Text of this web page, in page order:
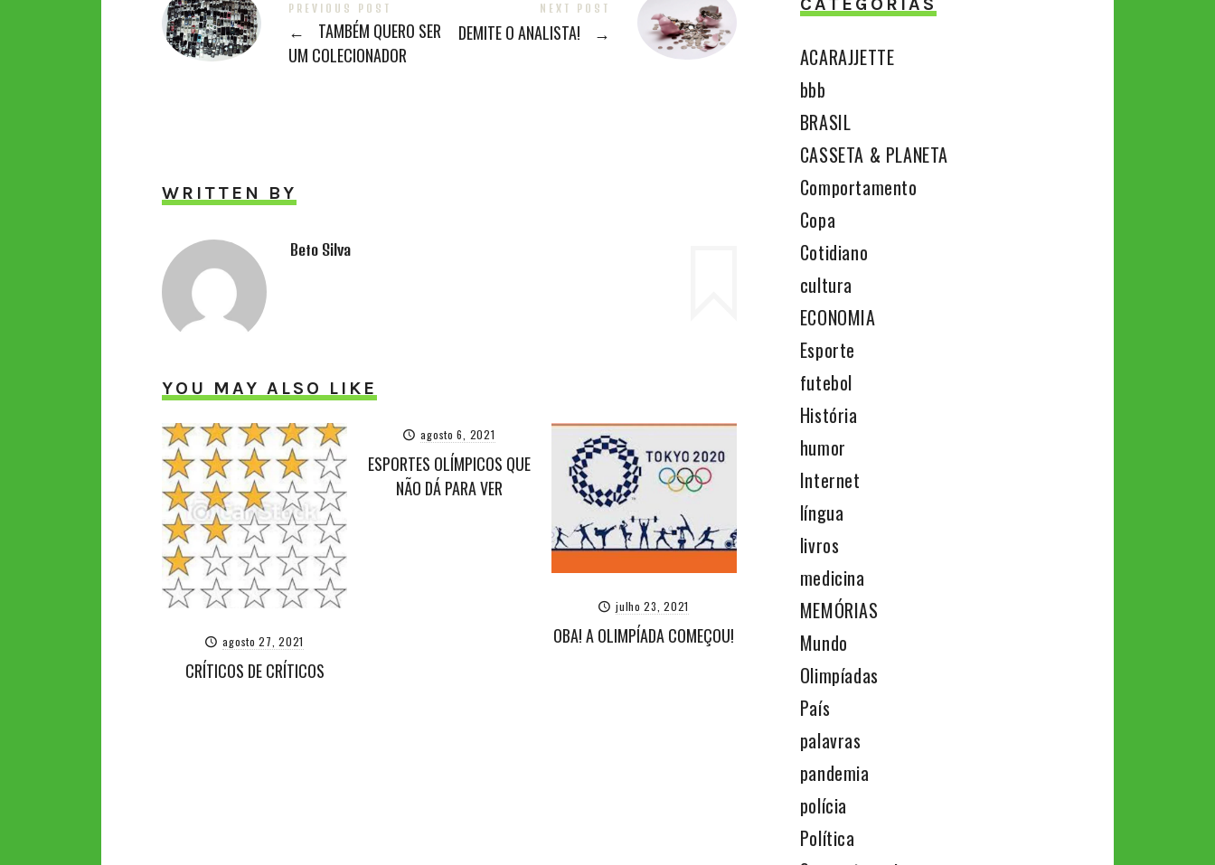
PREVIOUS POST
←
TAMBÉM QUERO SER
UM COLECIONADOR
NEXT POST
DEMITE O ANALISTA! →
WRITTEN BY
Beto Silva
YOU MAY ALSO LIKE
agosto 27, 2021
CRÍTICOS DE CRÍTICOS
agosto 6, 2021
ESPORTES OLÍMPICOS QUE
NÃO DÁ PARA VER
julho 23, 2021
OBA! A OLIMPÍADA COMEÇOU!
ACARAJJETTE
bbb
BRASIL
CASSETA & PLANETA
Comportamento
Copa
Cotidiano
cultura
ECONOMIA
Esporte
futebol
História
humor
Internet
língua
livros
medicina
MEMÓRIAS
Mundo
Olimpíadas
País
palavras
pandemia
polícia
Política